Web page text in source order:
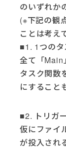
のいずれか
(※下記の観
ことは考え
■1. 1つの
全て「Main
タスク関数
にすること
■2. トリガ
仮にファイ
が投入され